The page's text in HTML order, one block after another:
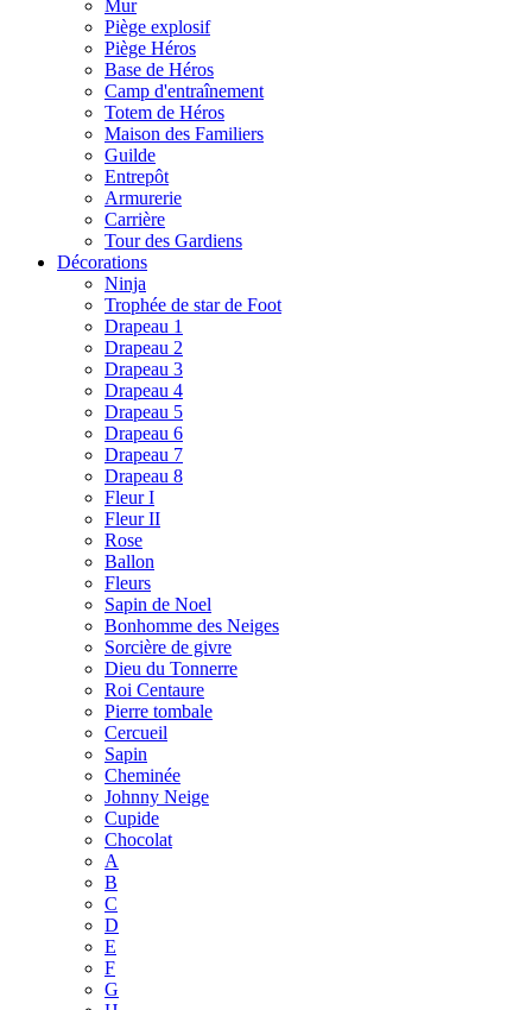
Mur
Piège explosif
Piège Héros
Base de Héros
Camp d'entraînement
Totem de Héros
Maison des Familiers
Guilde
Entrepôt
Armurerie
Carrière
Tour des Gardiens
Décorations
Ninja
Trophée de star de Foot
Drapeau 1
Drapeau 2
Drapeau 3
Drapeau 4
Drapeau 5
Drapeau 6
Drapeau 7
Drapeau 8
Fleur I
Fleur II
Rose
Ballon
Fleurs
Sapin de Noel
Bonhomme des Neiges
Sorcière de givre
Dieu du Tonnerre
Roi Centaure
Pierre tombale
Cercueil
Sapin
Cheminée
Johnny Neige
Cupide
Chocolat
A
B
C
D
E
F
G